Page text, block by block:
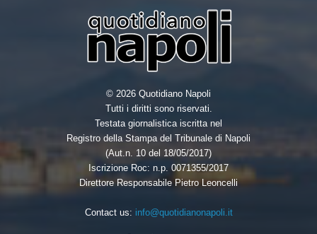
© 2026 Quotidiano Napoli
Tutti i diritti sono riservati.
Testata giornalistica iscritta nel
Registro della Stampa del Tribunale di Napoli
(Aut.n. 10 del 18/05/2017)
Iscrizione Roc: n.p. 0071355/2017
Direttore Responsabile Pietro Leoncelli
Contact us: info@quotidianonapoli.it